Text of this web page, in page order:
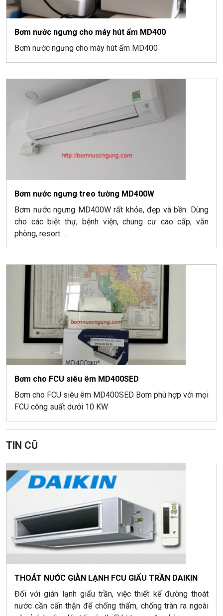
Bơm nước ngưng cho máy hút ẩm MD400
Bơm nước ngưng cho máy hút ẩm MD400
Bơm nước ngưng treo tường MD400W
Bơm nước ngưng MD400W rất khỏe, đẹp và bền. Dùng
cho các biệt thự, bệnh viện, chung cư cao cấp, văn
phòng, resort …
Bơm cho FCU siêu êm MD400SED
Bơm cho FCU siêu êm MD400SED Bơm phù hợp với mọi
FCU công suất dưới 10 KW
TIN CŨ
THOÁT NƯỚC GIÀN LẠNH FCU GIẤU TRẦN DAIKIN
Đối với giàn lạnh giấu trần, việc thiết kế đường thoát
nước cần cẩn thận để chống thấm, chống tràn ra ngoài